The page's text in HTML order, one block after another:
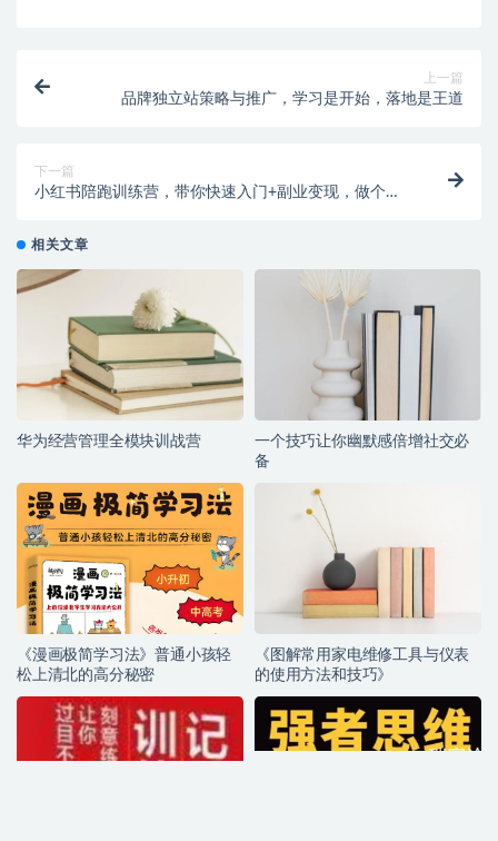
上一篇
品牌独立站策略与推广，学习是开始，落地是王道
下一篇
小红书陪跑训练营，带你快速入门+副业变现，做个賺
相关文章
华为经营管理全模块训战营
一个技巧让你幽默感倍增社交必
备
《漫画极简学习法》普通小孩轻
松上清北的高分秘密
《图解常用家电维修工具与仪表
的使用方法和技巧》